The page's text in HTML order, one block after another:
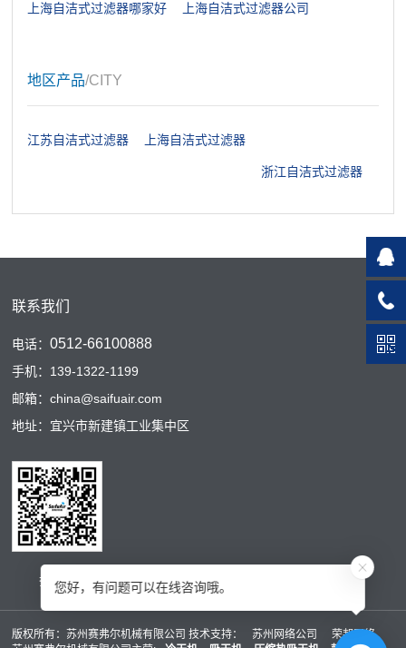
上海自洁式过滤器哪家好 上海自洁式过滤器公司
地区产品/CITY
江苏自洁式过滤器 上海自洁式过滤器
浙江自洁式过滤器
联系我们
电话：0512-66100888
手机：139-1322-1199
邮箱：china@saifuair.com
地址：宜兴市新建镇工业集中区
扫码二维码
版权所有：苏州赛弗尔机械有限公司 技术支持： 苏州网络公司
荣邦网络
您好，有问题可以在线咨询哦。